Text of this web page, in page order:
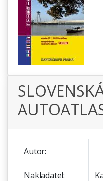
Autor:
Nakladatel: